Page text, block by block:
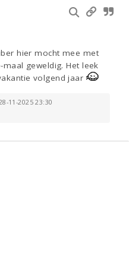
hier mocht mee met
geweldig. Het leek
volgend jaar
11-2025 23:30